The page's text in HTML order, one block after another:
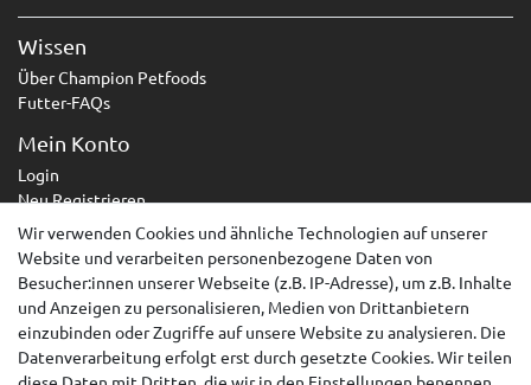
Wissen
Über Champion Petfoods
Futter-FAQs
Mein Konto
Login
Neu Registrieren
Service
Zahlungsarten
Versandarten & -kosten
Kontakt
Widerrufsrecht
Wir verwenden Cookies und ähnliche Technologien auf unserer
Website und verarbeiten personenbezogene Daten von
Besucher:innen unserer Webseite (z.B. IP-Adresse), um z.B. Inhalte
und Anzeigen zu personalisieren, Medien von Drittanbietern
einzubinden oder Zugriffe auf unsere Website zu analysieren. Die
Datenverarbeitung erfolgt erst durch gesetzte Cookies. Wir teilen